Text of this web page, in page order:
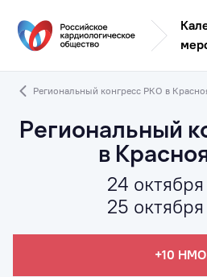
Региональный конгресс РКО в
Региональный
в
24
25
+10 НМО